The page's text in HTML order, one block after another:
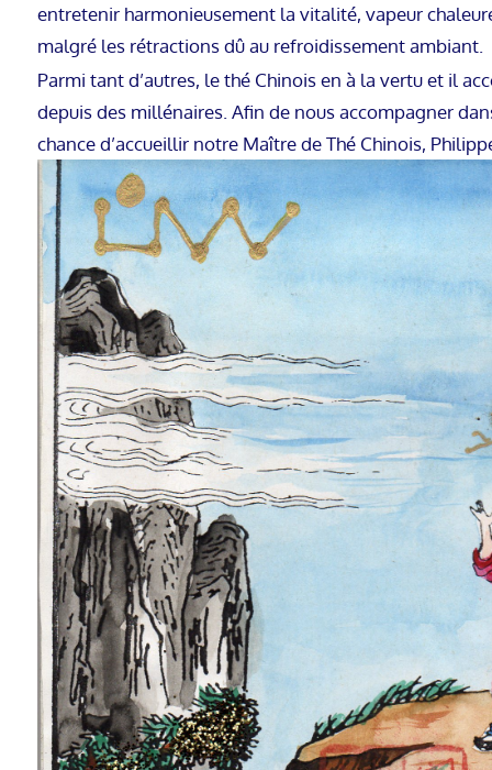
entretenir harmonieusement la vitalité, vapeur
malgré les rétractions dû au refroidissement ambiant.
Parmi tant d’autres, le thé Chinois en à la vertu et il
depuis des millénaires. Afin de nous accompagner
chance d’accueillir notre Maître de Thé Chinois,